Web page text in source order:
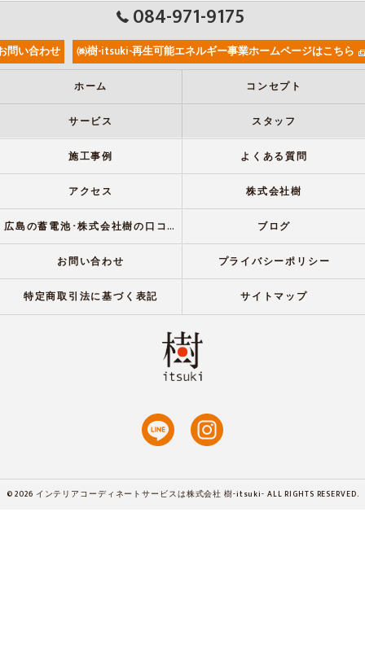
084-971-9175
問い合わせ ㈱樹-itsuki-再生可能エネルギー事業ホームページはこちら
ホーム コンセプト
サービス スタッフ
施工事例 よくある質問
アクセス 株式会社樹
広島の蓄電池･株式会社樹の口コミ情報 ブログ
お問い合わせ プライバシーポリシー
特定商取引法に基づく表記 サイトマップ
© 2026 インテリアコーディネートサービスは株式会社 樹-itsuki- ALL RIGHTS RESERVED.